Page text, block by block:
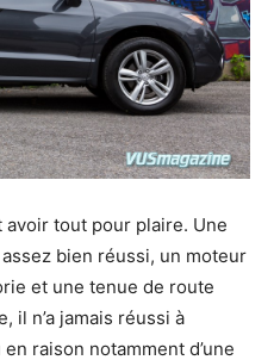
avoir tout pour plaire. Une
bien réussi, un moteur
et une tenue de route
il n’a jamais réussi à
raison notamment d’une